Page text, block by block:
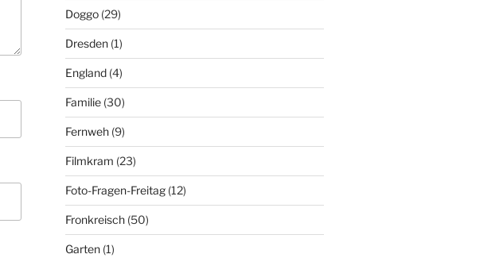
Doggo(29)
Dresden(1)
England(4)
Familie(30)
Fernweh(9)
Filmkram (23)
Foto-Fragen-Freitag(12)
Fronkreisch(50)
Garten(1)